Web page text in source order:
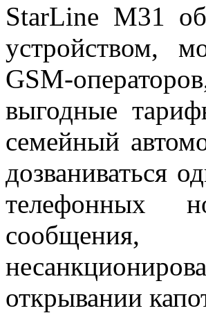
StarLine M31
устройством,
GSM-
выгодные
семейный
дозваниваться
телефонных
открывании